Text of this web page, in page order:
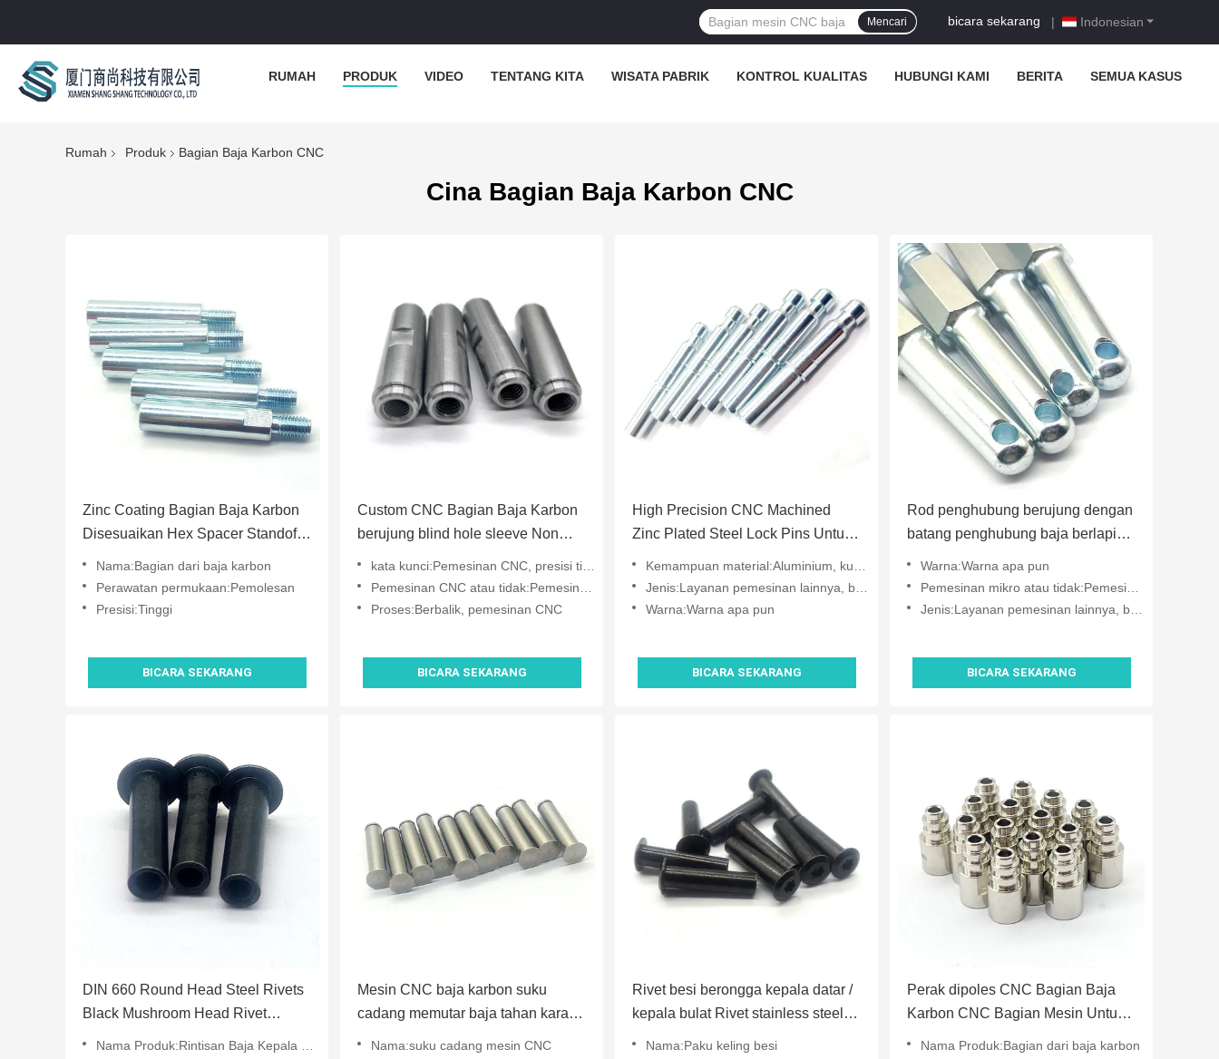
Indonesian
bicara sekarang |
Mencari
RUMAH PRODUK VIDEO TENTANG KITA WISATA PABRIK KONTROL KUALITAS HUBUNGI KAMI BERITA SEMUA KASUS
Rumah Produk Bagian Baja Karbon CNC
Cina Bagian Baja Karbon CNC
Zinc Coating Bagian Baja Karbon
Disesuaikan Hex Spacer Standoff
Nama:Bagian dari baja karbon
Perawatan permukaan:Pemolesan
Presisi:Tinggi
BICARA SEKARANG
Custom CNC Bagian Baja Karbon
berujung blind hole sleeve Non
kata kunci:Pemesinan CNC, presisi tinggi
Pemesinan CNC atau tidak:Pemesinan CNC
Proses:Berbalik, pemesinan CNC
BICARA SEKARANG
High Precision CNC Machined
Zinc Plated Steel Lock Pins Untuk
Kemampuan material:Aluminium, kuningan, stainless steel, tembaga
Jenis:Layanan pemesinan lainnya, berbelok
Warna:Warna apa pun
BICARA SEKARANG
Rod penghubung berujung dengan
batang penghubung baja berlapis
Warna:Warna apa pun
Pemesinan mikro atau tidak:Pemesinan mikro
Jenis:Layanan pemesinan lainnya, berbelok
BICARA SEKARANG
DIN 660 Round Head Steel Rivets
Black Mushroom Head Rivet
Nama Produk:Rintisan Baja Kepala Bulat
Mesin CNC baja karbon suku
cadang memutar baja tahan karat
Nama:suku cadang mesin CNC
Rivet besi berongga kepala datar /
kepala bulat Rivet stainless steel
Nama:Paku keling besi
Perak dipoles CNC Bagian Baja
Karbon CNC Bagian Mesin Untuk
Nama Produk:Bagian dari baja karbon